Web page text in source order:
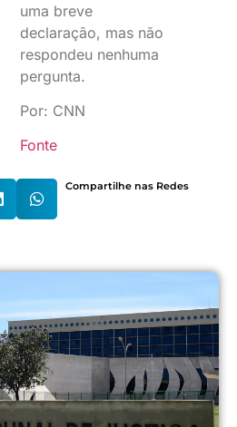
uma breve
declaração, mas não
respondeu nenhuma
pergunta.
Por: CNN
Fonte
Compartilhe nas Redes